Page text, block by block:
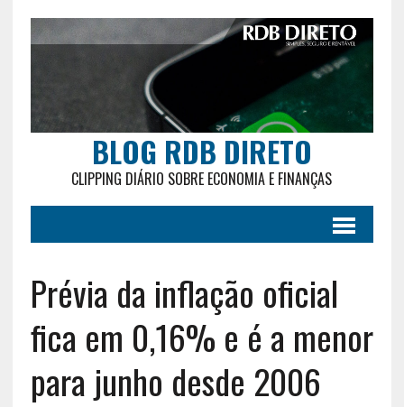
BLOG RDB DIRETO
CLIPPING DIÁRIO SOBRE ECONOMIA E FINANÇAS
Prévia da inflação oficial
fica em 0,16% e é a menor
para junho desde 2006